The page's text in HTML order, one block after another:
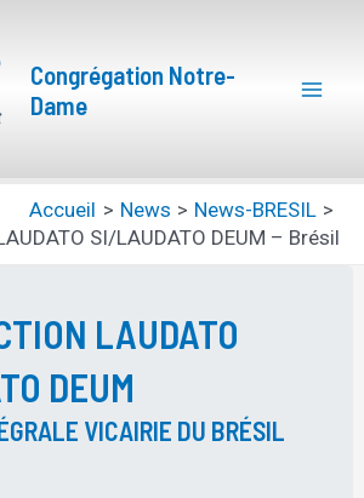
Congrégation Notre-
Dame
Accueil News
News-BRESIL
SI/LAUDATO DEUM – Brésil
LAUDATO
DEUM
VICAIRIE DU BRÉSIL